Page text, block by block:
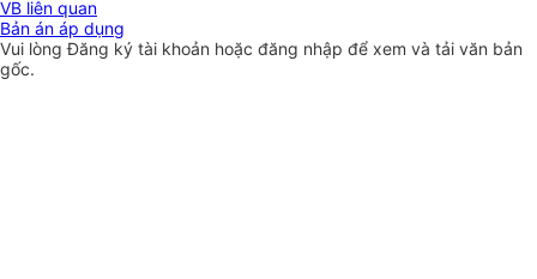
VB liên quan
Bản án áp dụng
Vui lòngĐăng ký tài khoản hoặc đăng nhập để xem và tải văn bản
gốc.